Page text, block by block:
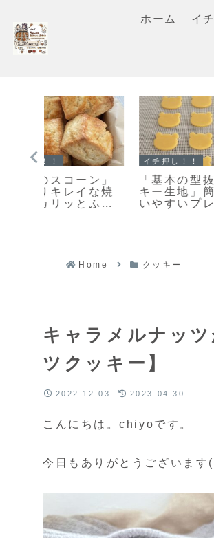
ホーム イ
イチ押し！！
「くまのキャラメル
ナッツクッキー」キ
ャラメルナッツがカ
スコ
「
生
さ
Home クッキー
キャラメルナッ
ツクッキー】
2022.12.03 2023.04.30
こんにちは。chiyoです。
今日もありがとうございま